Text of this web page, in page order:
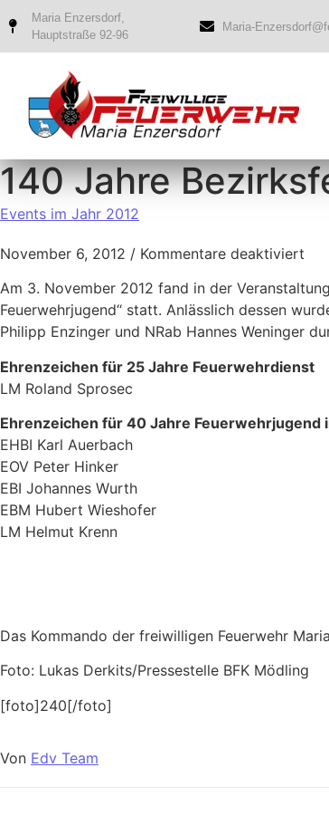
Maria Enzersdorf,
Hauptstraße 92-96
Maria-
140 Jahre
Events im Jahr 2012
November 6, 2012 / Kommentare deaktiviert
Am 3. November 2012 fand in der
Feuerwehrjugend“ statt. Anlässlich dessen
Philipp Enzinger und NRab Hannes Weninger
Ehrenzeichen für 25 Jahre Feuerwehrdienst
LM Roland Sprosec
Ehrenzeichen für 40 Jahre Feuerwehrjugend
EHBI Karl Auerbach
EOV Peter Hinker
EBI Johannes Wurth
EBM Hubert Wieshofer
LM Helmut Krenn
Das Kommando der freiwilligen Feuerwehr
Foto: Lukas Derkits/Pressestelle BFK Mödling
[foto]240[/foto]
Von Edv Team